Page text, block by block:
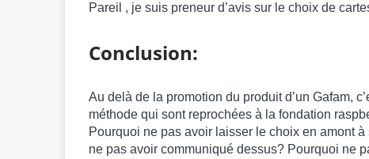
Pareil , je suis preneur d’avis sur le choix de
Conclusion:
Au delà de la promotion du produit d’un Gafam,
méthode qui sont reprochées à la fondation
Pourquoi ne pas avoir laisser le choix en amont
ne pas avoir communiqué dessus? Pourquoi ne